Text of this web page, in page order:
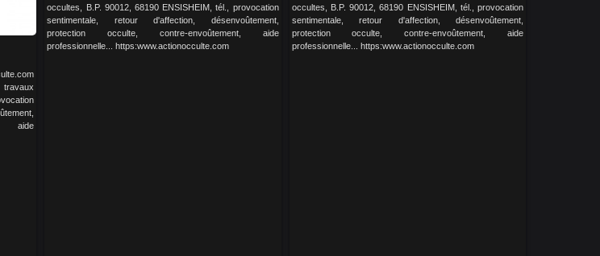
aide
occultes, B.P. 90012, 68190 ENSISHEIM, tél., provocation
sentimentale, retour d'affection, désenvoûtement,
protection occulte, contre-envoûtement, aide
professionnelle... https:www.actionocculte.com
occultes, B.P. 90012, 68190 ENSISHEIM, tél., provocation
sentimentale, retour d'affection, désenvoûtement,
protection occulte, contre-envoûtement, aide
professionnelle... https:www.actionocculte.com